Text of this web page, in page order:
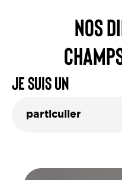
NOS
Je suis un